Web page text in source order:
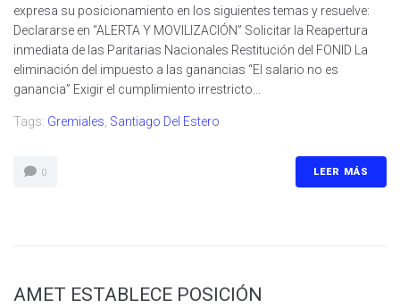
expresa su posicionamiento en los siguientes temas y resuelve:
Declararse en “ALERTA Y MOVILIZACIÓN” Solicitar la Reapertura
inmediata de las Paritarias Nacionales Restitución del FONID La
eliminación del impuesto a las ganancias “El salario no es
ganancia” Exigir el cumplimiento irrestricto...
Tags: Gremiales Santiago Del Estero
0 LEER MÁS
AMET ESTABLECE POSICIÓN